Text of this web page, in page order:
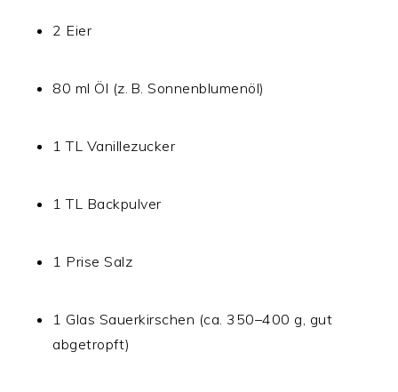
2 Eier
80 ml Öl (z. B. Sonnenblumenöl)
1 TL Vanillezucker
1 TL Backpulver
1 Prise Salz
1 Glas Sauerkirschen (ca. 350–400 g, gut
abgetropft)